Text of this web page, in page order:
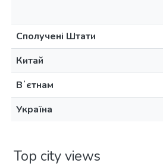
Сполучені Штати
Китай
Вʼєтнам
Україна
Top city views